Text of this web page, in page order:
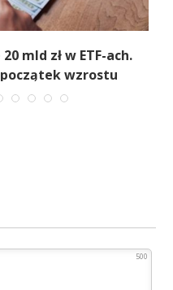
mld zł w ETF-ach.
wzrostu
500